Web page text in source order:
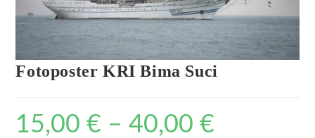
Fotoposter KRI Bima Suci
15,00€ –40,00€